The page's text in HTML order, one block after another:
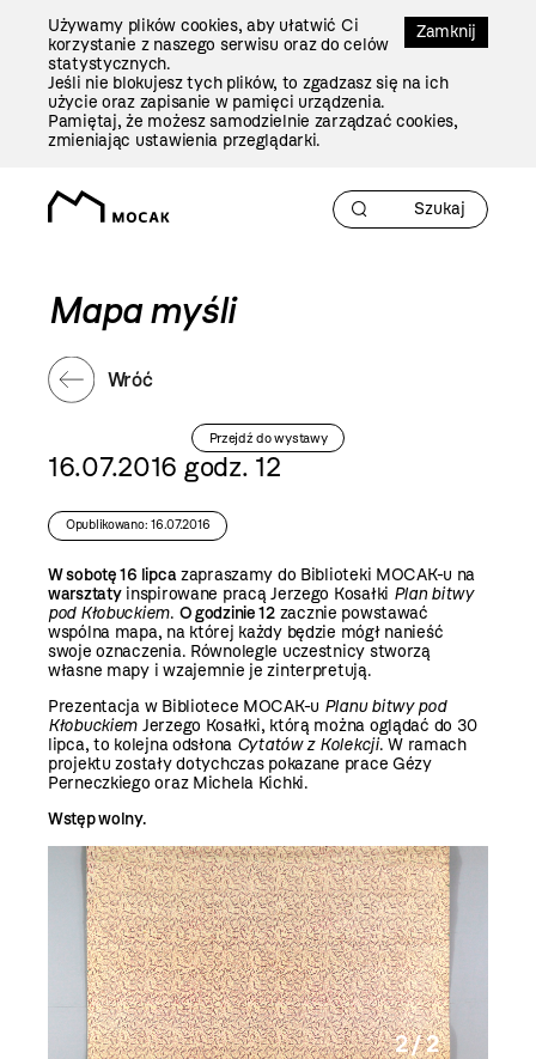
Zamknij
Używamy plików cookies, aby ułatwić Ci
korzystanie z naszego serwisu oraz do celów
statystycznych.
Jeśli nie blokujesz tych plików, to zgadzasz się na ich
użycie oraz zapisanie w pamięci urządzenia.
Pamiętaj, że możesz samodzielnie zarządzać cookies,
zmieniając ustawienia przeglądarki.
Mapa myśli
Wróć
Przejdź do wystawy
16.07.2016 godz. 12
Opublikowano: 16.07.2016
W sobotę 16 lipcazapraszamy do Biblioteki MOCAK-u na
warsztatyinspirowane pracą Jerzego Kosałki Plan bitwy
pod Kłobuckiem. O godzinie 12zacznie powstawać
wspólna mapa, na której każdy będzie mógł nanieść
swoje oznaczenia. Równolegle uczestnicy stworzą
własne mapy i wzajemnie je zinterpretują.
Prezentacja w Bibliotece MOCAK-u Planu bitwy pod
Kłobuckiem Jerzego Kosałki, którą można oglądać do 30
lipca, to kolejna odsłona Cytatów z Kolekcji. W ramach
projektu zostały dotychczas pokazane prace Gézy
Perneczkiego oraz Michela Kichki.
Wstęp wolny.
2 / 2